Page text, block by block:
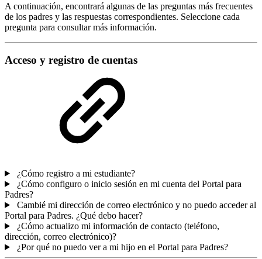
A continuación, encontrará algunas de las preguntas más frecuentes
de los padres y las respuestas correspondientes. Seleccione cada
pregunta para consultar más información.
Acceso y registro de cuentas
¿Cómo registro a mi estudiante?
¿Cómo configuro o inicio sesión en mi cuenta del Portal para
Padres?
Cambié mi dirección de correo electrónico y no puedo acceder al
Portal para Padres. ¿Qué debo hacer?
¿Cómo actualizo mi información de contacto (teléfono,
dirección, correo electrónico)?
¿Por qué no puedo ver a mi hijo en el Portal para Padres?